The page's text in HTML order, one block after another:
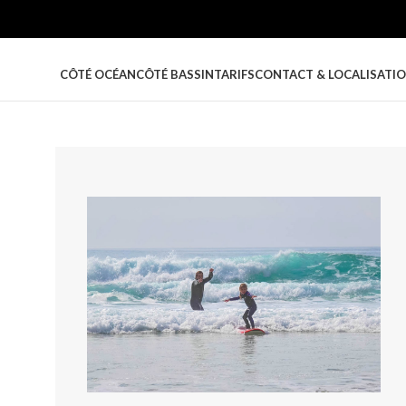
CÔTÉ OCÉANCÔTÉ BASSINTARIFSCONTACT &